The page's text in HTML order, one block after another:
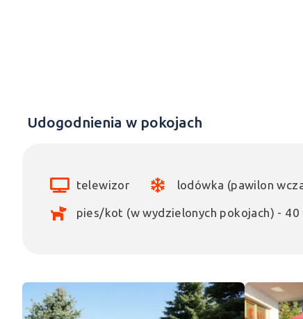
Udogodnienia w pokojach
telewizor lodówka (pawilon
pies/kot (w wydzielonych pokojach) -